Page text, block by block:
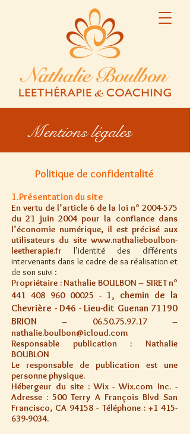
Mentions légales
Politique de confidentalité
1.Présentation du site
En vertu de l’article 6 de la loi n° 2004-575
du 21 juin 2004 pour la confiance dans
l’économie numérique, il est précisé aux
utilisateurs du site www.nathalieboulbon-
leetherapie.fr l’identité des différents
intervenants dans le cadre de sa réalisation et
de son suivi :
Propriétaire : Nathalie BOULBON – SIRET n°
441 408 960 00025 - 1, chemin de la
Chevrière - D46 - Lieu-dit Guenan 71190
BRION – 06.50.75.97.17–
nathalie.boulbon@icloud.com
Responsable publication : Nathalie
BOUBLON
Le responsable de publication est une
personne physique.
Hébergeur du site : Wix - Wix.com Inc. -
Adresse : 500 Terry A François Blvd San
Francisco, CA 94158 - Téléphone : +1 415-
639-9034.